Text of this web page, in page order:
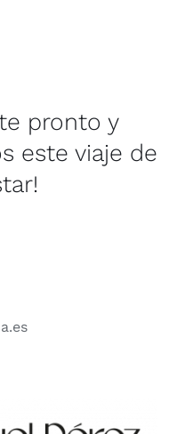
pronto y
este viaje de